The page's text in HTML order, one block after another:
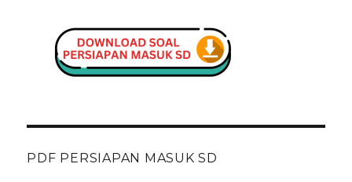
PDF PERSIAPAN MASUK SD